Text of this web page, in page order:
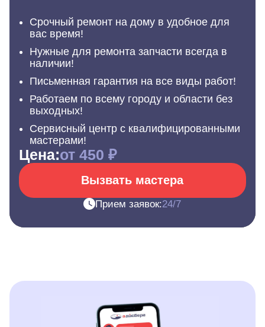
Срочный ремонт на дому в удобное для
вас время!
Нужные для ремонта запчасти всегда в
наличии!
Письменная гарантия на все виды работ!
Работаем по всему городу и области без
выходных!
Сервисный центр с квалифицированными
мастерами!
Цена:от 450 ₽
Вызвать мастера
Прием заявок:24/7